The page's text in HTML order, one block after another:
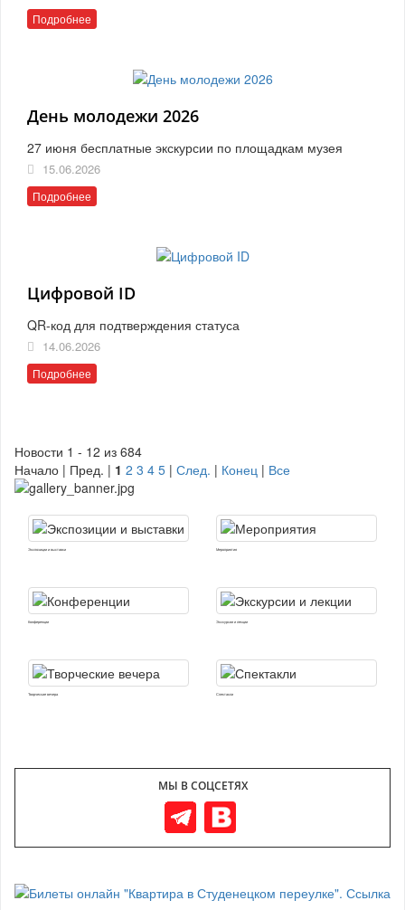
Подробнее
День молодежи 2026
27 июня бесплатные экскурсии по площадкам музея
15.06.2026
Подробнее
Цифровой ID
QR-код для подтверждения статуса
14.06.2026
Подробнее
Новости 1 - 12 из 684
Начало | Пред. | 1 2 3 4 5 | След. | Конец | Все
Экспозиции и выставки Мероприятия
Конференции Экскурсии и лекции
Творческие вечера Спектакли
МЫ В СОЦСЕТЯХ